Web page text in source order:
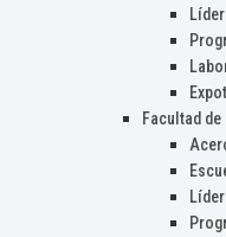
Facultad